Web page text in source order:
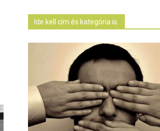
Ide kell cím és kategória is.